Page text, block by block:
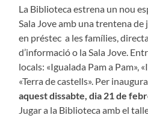
La Biblioteca estrena un nou
Sala Jove amb una trentena
en préstec a les famílies,
d’informació o la Sala Jove.
locals: «Igualada Pam a Pam»,
«Terra de castells». Per
aquest dissabte, dia 21 de
Jugar a la Biblioteca amb el